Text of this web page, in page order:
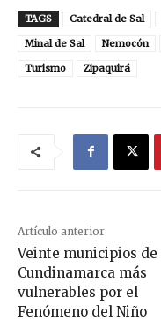
TAGS Catedral de Sal
Minal de Sal
Nemocón
Turismo
Zipaquirá
Artículo anterior
Veinte municipios de
Cundinamarca más
vulnerables por el
Fenómeno del Niño